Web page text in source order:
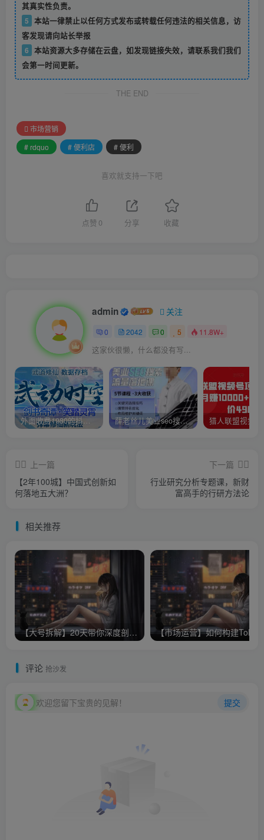
其真实性负责。
5 本站一律禁止以任何方式发布或转载任何违法的相关信息，访
客发现请向站长举报
6 本站资源大多存储在云盘，如发现链接失效，请联系我们我们
会第一时间更新。
THE END
市场营销
# rdquo
# 便利店 # 便利
喜欢就支持一下吧
点赞 0 分享 收藏
admin 关注
0 2042 0 5 11.8W+
这家伙很懒，什么都没有写...
外面收费1980的抖音武动时空直播项目，无需真人出镜，实时互动直播【软件+详细教程】 薛老丝儿美业seo搜索流量落地课，一周暴涨20w粉丝，全干货讲解
上一篇
【2年100城】中国式创新如
何落地五大洲？
下一篇
行业研究分析专题课，新财
富高手的行研方法论
相关推荐
【大号拆解】20天带你深度剖析40个顶级微信公众号
评论 抢沙发
欢迎您留下宝贵的见解！ 提交